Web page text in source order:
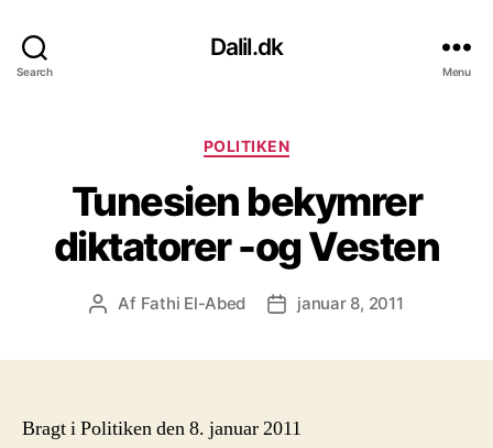
Search
Dalil.dk
Menu
Kategorier
POLITIKEN
Tunesien bekymrer
diktatorer -og Vesten
Indlægsforfatter
Af Fathi El-Abed Indlægsdato
januar 8, 2011
Bragt i Politiken den 8. januar 2011